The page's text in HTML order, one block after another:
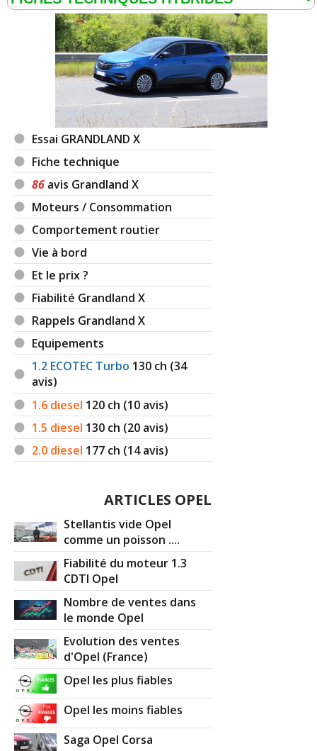
Essai GRANDLAND X
Fiche technique
86 avis Grandland X
Moteurs / Consommation
Comportement routier
Vie à bord
Et le prix ?
Fiabilité Grandland X
Rappels Grandland X
Equipements
1.2 ECOTEC Turbo 130 ch (34
avis)
1.6 diesel 120 ch (10 avis)
1.5 diesel 130 ch (20 avis)
2.0 diesel 177 ch (14 avis)
ARTICLES OPEL
Stellantis vide Opel
comme un poisson ....
Fiabilité du moteur 1.3
CDTI Opel
Nombre de ventes dans
le monde Opel
Evolution des ventes
d'Opel (France)
Opel les plus fiables
Opel les moins fiables
Saga Opel Corsa